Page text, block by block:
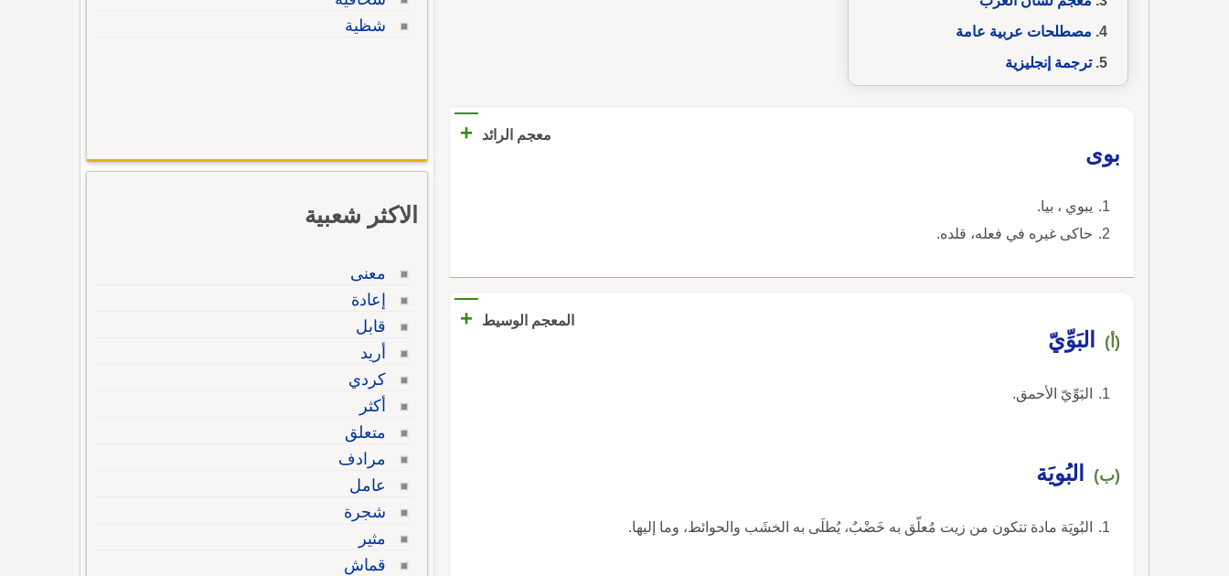
مصطلحات عربية عامة
ترجمة إنجليزية
معجم الرائد
+
بوى
يبوي ، بيا.
حاكى غيره في فعله، قلده.
المعجم الوسيط +
(أ) البَوِّيّ
البَوِّيّ الأحمق.
(ب) البُويَة
البُويَة مادة تتكون من زيت مُعلّق به خَضْبٌ، يُطلَى به الخشَب والحوائط، وما إليها.
شظية
الاكثر شعبية
معنى
إعادة
قابل
أريد
كردي
أكثر
متعلق
مرادف
عامل
شجرة
مثير
قماش